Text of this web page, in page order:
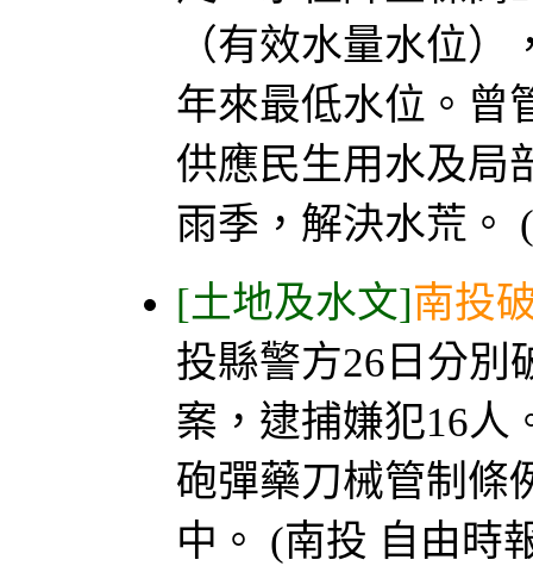
（有效水量水位
年來最低水位。曾
供應民生用水及局
雨季，解決水荒。
[土地及水文]南投
投縣警方26日分別
案，逮捕嫌犯16人
砲彈藥刀械管制條
中。 (南投 自由時